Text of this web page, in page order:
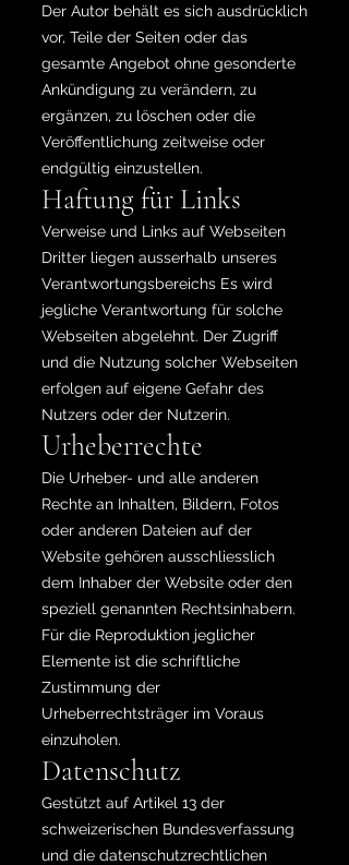
Der Autor behält es sich ausdrücklich
vor, Teile der Seiten oder das
gesamte Angebot ohne gesonderte
Ankündigung zu verändern, zu
ergänzen, zu löschen oder die
Veröffentlichung zeitweise oder
endgültig einzustellen.
Haftung für Links
Verweise und Links auf Webseiten
Dritter liegen ausserhalb unseres
Verantwortungsbereichs Es wird
jegliche Verantwortung für solche
Webseiten abgelehnt. Der Zugriff
und die Nutzung solcher Webseiten
erfolgen auf eigene Gefahr des
Nutzers oder der Nutzerin.
Urheberrechte
Die Urheber- und alle anderen
Rechte an Inhalten, Bildern, Fotos
oder anderen Dateien auf der
Website gehören ausschliesslich
dem Inhaber der Website oder den
speziell genannten Rechtsinhabern.
Für die Reproduktion jeglicher
Elemente ist die schriftliche
Zustimmung der
Urheberrechtsträger im Voraus
einzuholen.
Datenschutz
Gestützt auf Artikel 13 der
schweizerischen Bundesverfassung
und die datenschutzrechtlichen